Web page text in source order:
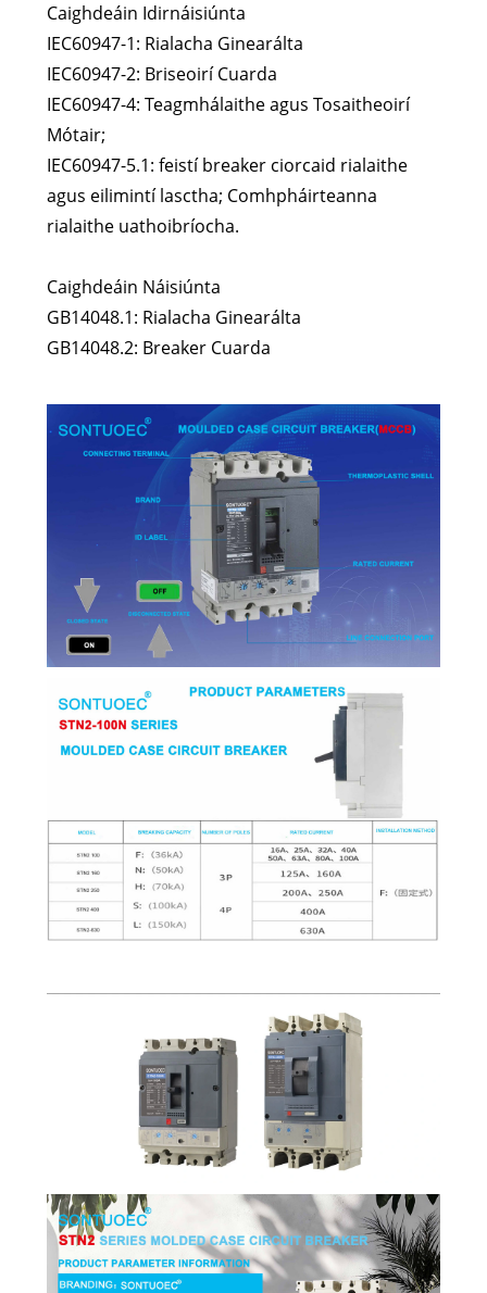
Caighdeáin Idirnáisiúnta
IEC60947-1: Rialacha Ginearálta
IEC60947-2: Briseoirí Cuarda
IEC60947-4: Teagmhálaithe agus Tosaitheoirí
Mótair;
IEC60947-5.1: feistí breaker ciorcaid rialaithe
agus eilimintí lasctha; Comhpháirteanna
rialaithe uathoibríocha.
Caighdeáin Náisiúnta
GB14048.1: Rialacha Ginearálta
GB14048.2: Breaker Cuarda